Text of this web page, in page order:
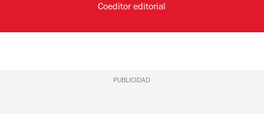
Coeditor editorial
PUBLICIDAD